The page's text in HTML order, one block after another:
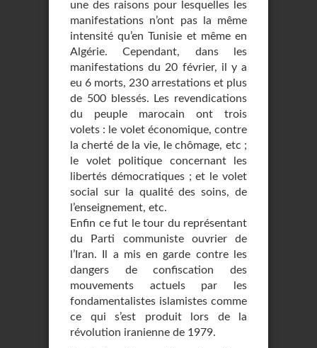
une des raisons pour lesquelles les
manifestations n’ont pas la même
intensité qu’en Tunisie et même en
Algérie. Cependant, dans les
manifestations du 20 février, il y a
eu 6 morts, 230 arrestations et plus
de 500 blessés. Les revendications
du peuple marocain ont trois
volets : le volet économique, contre
la cherté de la vie, le chômage, etc ;
le volet politique concernant les
libertés démocratiques ; et le volet
social sur la qualité des soins, de
l’enseignement, etc.
Enfin ce fut le tour du représentant
du Parti communiste ouvrier de
l’Iran. Il a mis en garde contre les
dangers de confiscation des
mouvements actuels par les
fondamentalistes islamistes comme
ce qui s’est produit lors de la
révolution iranienne de 1979.